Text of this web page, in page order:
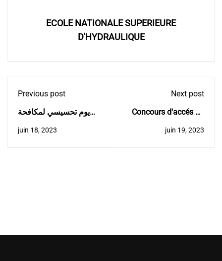
ECOLE NATIONALE SUPERIEURE
D'HYDRAULIQUE
Previous post
يوم تحسيسي لمكافحة
juin 18, 2023
Next post
Concours d'accés au
écoles Supérieure 2022-
juin 19, 2023